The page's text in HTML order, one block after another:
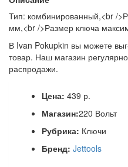
Тип: комбинированный,<br /
мм,<br />Размер ключа
В Ivan Pokupkin вы можете
товар. Наш магазин
распродажи.
Цена: 439 р.
Магазин:220 Вольт
Рубрика: Ключи
Бренд: Jettools